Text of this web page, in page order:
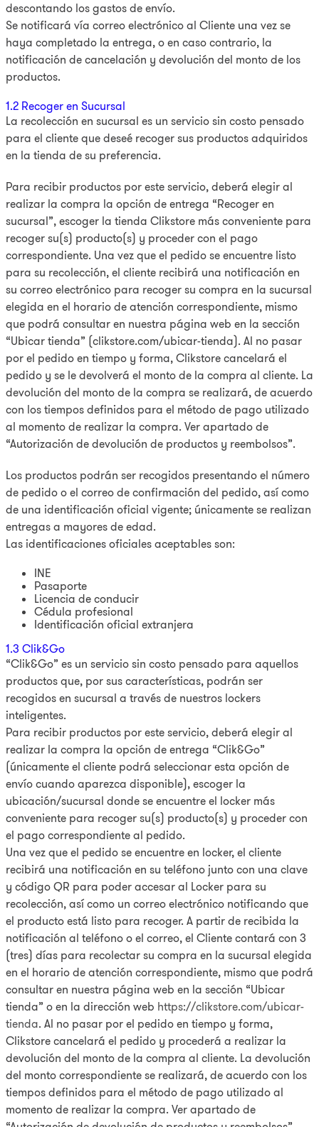
descontando los gastos de envío.
Se notificará vía correo electrónico al Cliente una vez se
haya completado la entrega, o en caso contrario, la
notificación de cancelación y devolución del monto de los
productos.
1.2 Recoger en Sucursal
La recolección en sucursal es un servicio sin costo pensado
para el cliente que deseé recoger sus productos adquiridos
en la tienda de su preferencia.
Para recibir productos por este servicio, deberá elegir al
realizar la compra la opción de entrega “Recoger en
sucursal”, escoger la tienda Clikstore más conveniente para
recoger su(s) producto(s) y proceder con el pago
correspondiente. Una vez que el pedido se encuentre listo
para su recolección, el cliente recibirá una notificación en
su correo electrónico para recoger su compra en la sucursal
elegida en el horario de atención correspondiente, mismo
que podrá consultar en nuestra página web en la sección
“Ubicar tienda” (clikstore.com/ubicar-tienda). Al no pasar
por el pedido en tiempo y forma, Clikstore cancelará el
pedido y se le devolverá el monto de la compra al cliente. La
devolución del monto de la compra se realizará, de acuerdo
con los tiempos definidos para el método de pago utilizado
al momento de realizar la compra. Ver apartado de
“Autorización de devolución de productos y reembolsos”.
Los productos podrán ser recogidos presentando el número
de pedido o el correo de confirmación del pedido, así como
de una identificación oficial vigente; únicamente se realizan
entregas a mayores de edad.
Las identificaciones oficiales aceptables son:
INE
Pasaporte
Licencia de conducir
Cédula profesional
Identificación oficial extranjera
1.3 Clik&Go
“Clik&Go” es un servicio sin costo pensado para aquellos
productos que, por sus características, podrán ser
recogidos en sucursal a través de nuestros lockers
inteligentes.
Para recibir productos por este servicio, deberá elegir al
realizar la compra la opción de entrega “Clik&Go”
(únicamente el cliente podrá seleccionar esta opción de
envío cuando aparezca disponible), escoger la
ubicación/sucursal donde se encuentre el locker más
conveniente para recoger su(s) producto(s) y proceder con
el pago correspondiente al pedido.
Una vez que el pedido se encuentre en locker, el cliente
recibirá una notificación en su teléfono junto con una clave
y código QR para poder accesar al Locker para su
recolección, así como un correo electrónico notificando que
el producto está listo para recoger. A partir de recibida la
notificación al teléfono o el correo, el Cliente contará con 3
(tres) días para recolectar su compra en la sucursal elegida
en el horario de atención correspondiente, mismo que podrá
consultar en nuestra página web en la sección “Ubicar
tienda” o en la dirección web https://clikstore.com/ubicar-
tienda. Al no pasar por el pedido en tiempo y forma,
Clikstore cancelará el pedido y procederá a realizar la
devolución del monto de la compra al cliente. La devolución
del monto correspondiente se realizará, de acuerdo con los
tiempos definidos para el método de pago utilizado al
momento de realizar la compra. Ver apartado de